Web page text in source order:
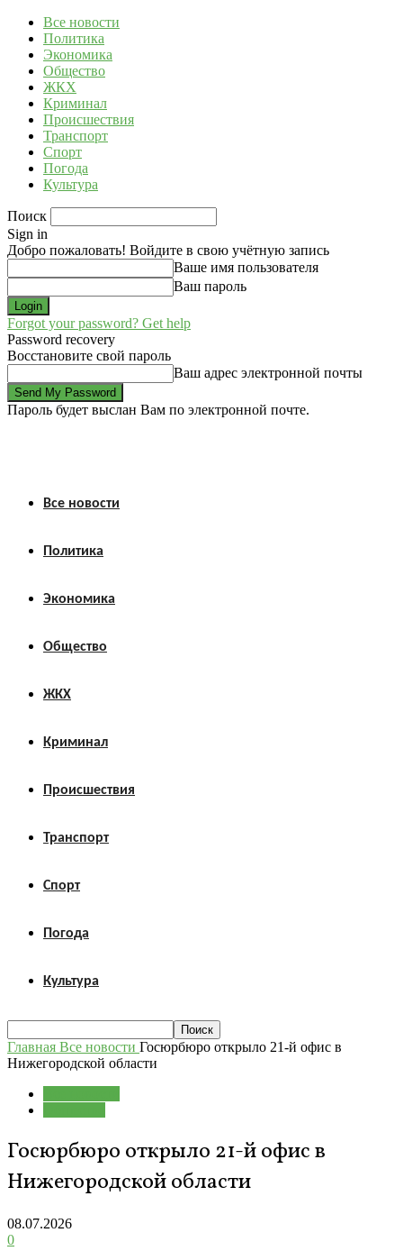
Все новости
Политика
Экономика
Общество
ЖКХ
Криминал
Происшествия
Транспорт
Спорт
Погода
Культура
Поиск
Sign in
Добро пожаловать! Войдите в свою учётную запись
Ваше имя пользователя
Ваш пароль
Forgot your password? Get help
Password recovery
Восстановите свой пароль
Ваш адрес электронной почты
Пароль будет выслан Вам по электронной почте.
Все новости
Политика
Экономика
Общество
ЖКХ
Криминал
Происшествия
Транспорт
Спорт
Погода
Культура
Главная Все новости Госюрбюро открыло 21-й офис в
Нижегородской области
Госюрбюро открыло 21-й офис в
Нижегородской области
08.07.2026
0